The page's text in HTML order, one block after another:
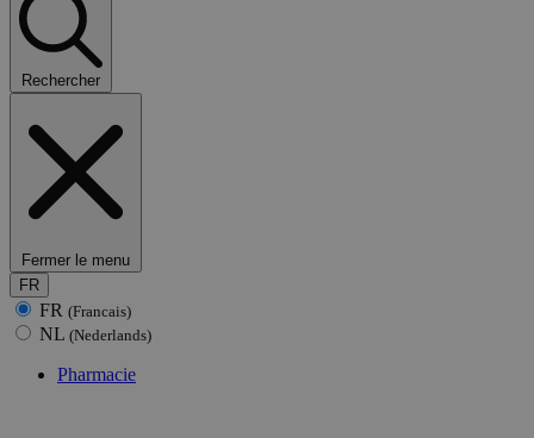
Rechercher
Fermer le menu
FR
FR (Francais)
NL (Nederlands)
Pharmacie